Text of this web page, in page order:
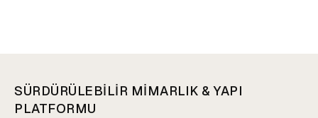
SÜRDÜRÜLEBİLİR MİMARLIK & YAPI
PLATFORMU